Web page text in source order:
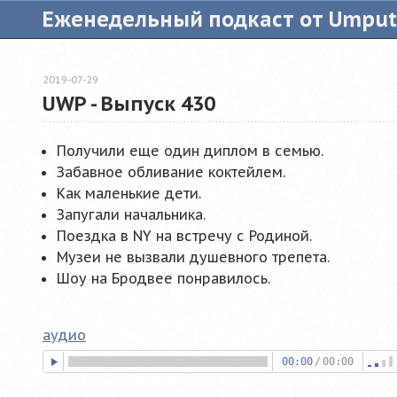
Еженедельный подкаст от
UWP - Выпуск 430
2019-07-29
Получили еще один диплом в семью.
Забавное обливание коктейлем.
Как маленькие дети.
Запугали начальника.
Поездка в NY на встречу с Родиной.
Музеи не вызвали душевного трепета.
Шоу на Бродвее понравилось.
аудио
00:00 / 00:00